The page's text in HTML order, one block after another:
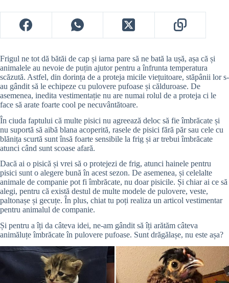
Frigul ne tot dă bătăi de cap și iarna pare să ne bată la ușă, așa că și
animalele au nevoie de puțin ajutor pentru a înfrunta temperatura
scăzută. Astfel, din dorința de a proteja micile viețuitoare, stăpânii lor s-
au gândit să le echipeze cu pulovere pufoase și călduroase. De
asemenea, inedita vestimentație nu are numai rolul de a proteja ci le
face să arate foarte cool pe necuvântătoare.
În ciuda faptului că multe pisici nu agreează deloc să fie îmbrăcate și
nu suportă să aibă blana acoperită, rasele de pisici fără păr sau cele cu
blănița scurtă sunt însă foarte sensibile la frig și ar trebui îmbrăcate
atunci când sunt scoase afară.
Dacă ai o pisică și vrei să o protejezi de frig, atunci hainele pentru
pisici sunt o alegere bună în acest sezon. De asemenea, și celelalte
animale de companie pot fi îmbrăcate, nu doar pisicile. Și chiar ai ce să
alegi, pentru că există destul de multe modele de pulovere, veste,
paltonașe și gecuțe. În plus, chiat tu poți realiza un articol vestimentar
pentru animalul de companie.
Și pentru a îți da câteva idei, ne-am gândit să îți arătăm câteva
animăluțe îmbrăcate în pulovere pufoase. Sunt drăgălașe, nu este așa?